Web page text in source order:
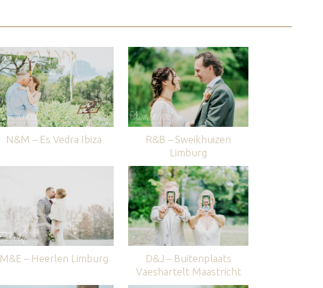
N&M – Es Vedra Ibiza
R&B – Sweikhuizen
Limburg
M&E – Heerlen Limburg
D&J – Buitenplaats
Vaeshartelt Maastricht